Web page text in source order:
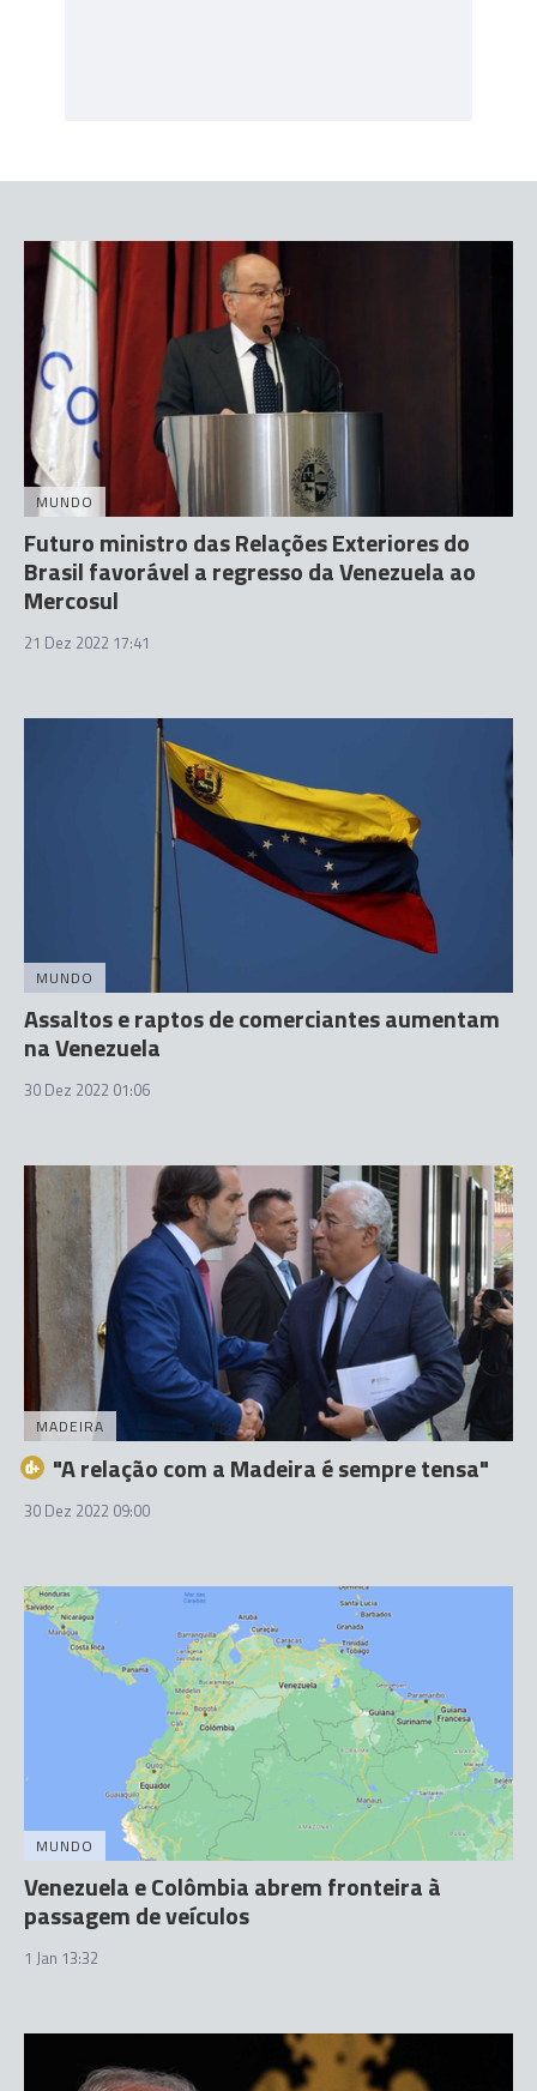
MUNDO
Futuro ministro das Relações Exteriores do
Brasil favorável a regresso da Venezuela ao
Mercosul
21 Dez 2022 17:41
MUNDO
Assaltos e raptos de comerciantes aumentam
na Venezuela
30 Dez 2022 01:06
MADEIRA
"A relação com a Madeira é sempre tensa"
30 Dez 2022 09:00
MUNDO
Venezuela e Colômbia abrem fronteira à
passagem de veículos
1 Jan 13:32